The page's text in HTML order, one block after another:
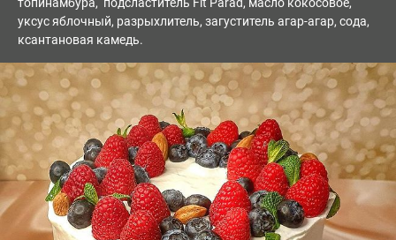
уксус яблочный, разрыхлитель, загуститель агар-агар, сода,
ксантановая камедь.